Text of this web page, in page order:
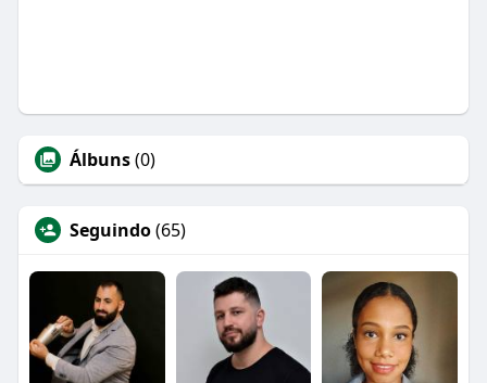
Álbuns(0)
Seguindo(65)